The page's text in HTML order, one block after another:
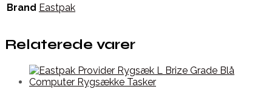
Brand Eastpak
Relaterede varer